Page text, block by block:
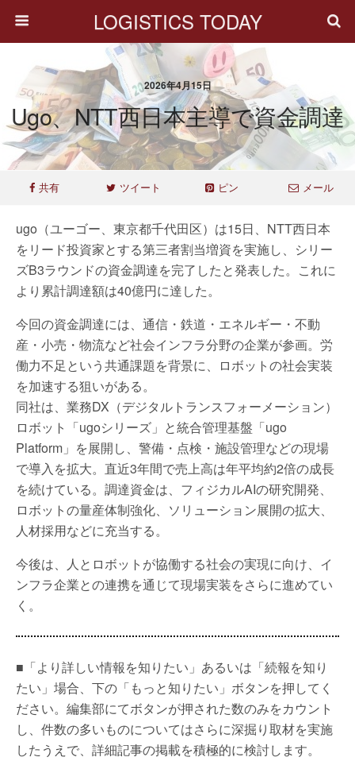
LOGISTICS TODAY
2026年4月15日
Ugo、NTT西日本主導で資金調達
共有 ツイート ピン メール
ugo（ユーゴー、東京都千代田区）は15日、NTT西日本
をリード投資家とする第三者割当増資を実施し、シリー
ズB3ラウンドの資金調達を完了したと発表した。これに
より累計調達額は40億円に達した。
今回の資金調達には、通信・鉄道・エネルギー・不動
産・小売・物流など社会インフラ分野の企業が参画。労
働力不足という共通課題を背景に、ロボットの社会実装
を加速する狙いがある。
同社は、業務DX（デジタルトランスフォーメーション）
ロボット「ugoシリーズ」と統合管理基盤「ugo
Platform」を展開し、警備・点検・施設管理などの現場
で導入を拡大。直近3年間で売上高は年平均約2倍の成長
を続けている。調達資金は、フィジカルAIの研究開発、
ロボットの量産体制強化、ソリューション展開の拡大、
人材採用などに充当する。
今後は、人とロボットが協働する社会の実現に向け、イ
ンフラ企業との連携を通じて現場実装をさらに進めてい
く。
■「より詳しい情報を知りたい」あるいは「続報を知り
たい」場合、下の「もっと知りたい」ボタンを押してく
ださい。編集部にてボタンが押された数のみをカウント
し、件数の多いものについてはさらに深掘り取材を実施
したうえで、詳細記事の掲載を積極的に検討します。